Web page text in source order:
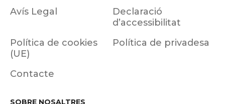
Avís Legal
Declaració
d’accessibilitat
Política de cookies
(UE)
Política de privadesa
Contacte
SOBRE NOSALTRES